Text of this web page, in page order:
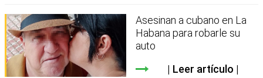
Asesinan a cubano en La
Habana para robarle su
auto
Leer artículo